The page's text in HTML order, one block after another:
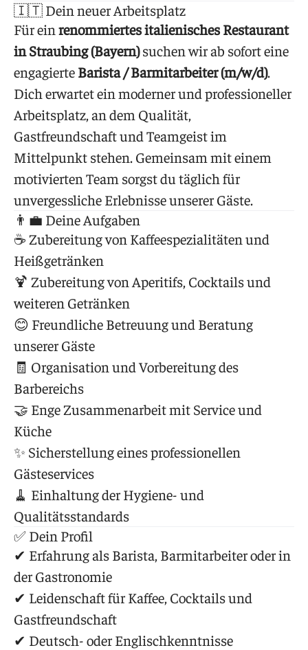
🇮🇹 Dein neuer Arbeitsplatz
Für ein renommiertes italienisches Restaurant
in Straubing (Bayern)suchen wir ab sofort eine
engagierteBarista / Barmitarbeiter (m/w/d).
Dich erwartet ein moderner und professioneller
Arbeitsplatz, an dem Qualität,
Gastfreundschaft und Teamgeist im
Mittelpunkt stehen. Gemeinsam mit einem
motivierten Team sorgst du täglich für
unvergessliche Erlebnisse unserer Gäste.
👨‍💼 Deine Aufgaben
☕ Zubereitung von Kaffeespezialitäten und
Heißgetränken
🍹 Zubereitung von Aperitifs, Cocktails und
weiteren Getränken
😊 Freundliche Betreuung und Beratung
unserer Gäste
🧾 Organisation und Vorbereitung des
Barbereichs
🤝 Enge Zusammenarbeit mit Service und
Küche
✨ Sicherstellung eines professionellen
Gästeservices
🧹 Einhaltung der Hygiene- und
Qualitätsstandards
✅ Dein Profil
✔ Erfahrung als Barista, Barmitarbeiter oder in
der Gastronomie
✔ Leidenschaft für Kaffee, Cocktails und
Gastfreundschaft
✔ Deutsch- oder Englischkenntnisse